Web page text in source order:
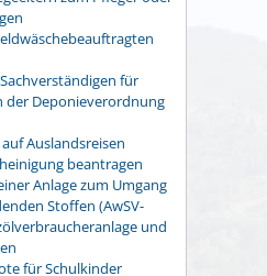
für
der Deponieverordnung
Auslandsreisen
beantragen
Anlage zum Umgang
Stoffen (AwSV-
und
für Schulkinder